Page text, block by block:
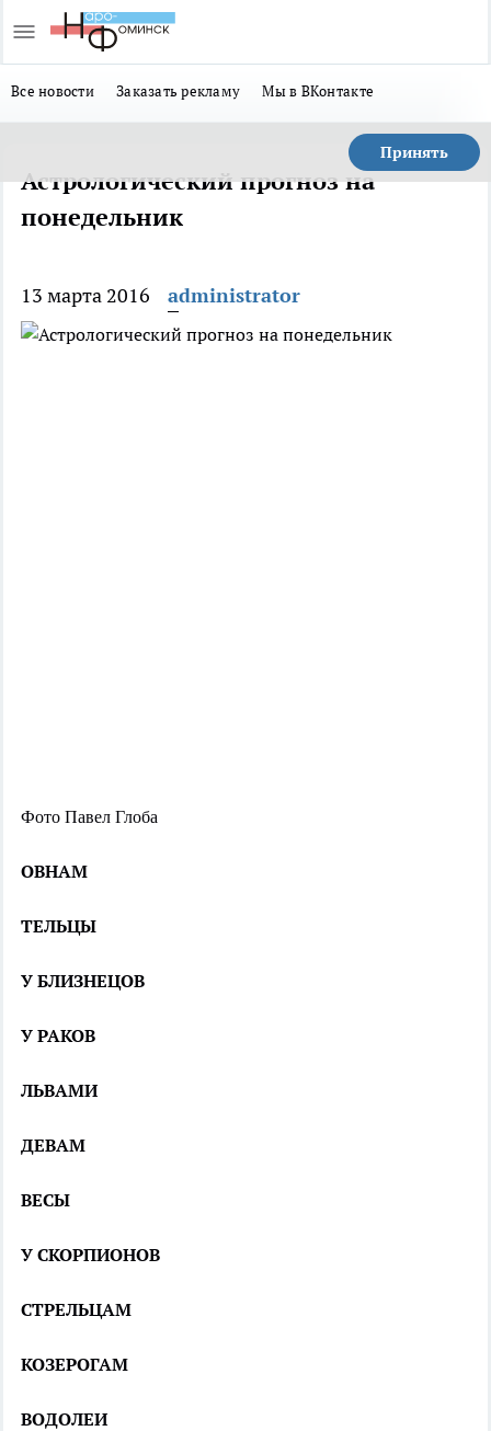
Все новости Заказать рекламу Мы в ВКонтакте
Принять
Астрологический прогноз на
понедельник
13 марта 2016 administrator
Фото Павел Глоба
ОВНАМ
ТЕЛЬЦЫ
У БЛИЗНЕЦОВ
У РАКОВ
ЛЬВАМИ
ДЕВАМ
ВЕСЫ
У СКОРПИОНОВ
СТРЕЛЬЦАМ
КОЗЕРОГАМ
ВОДОЛЕИ